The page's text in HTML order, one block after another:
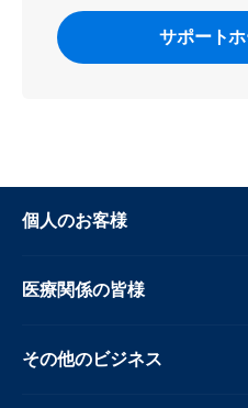
サポート
個人のお客様
医療関係の皆様
その他のビジネス